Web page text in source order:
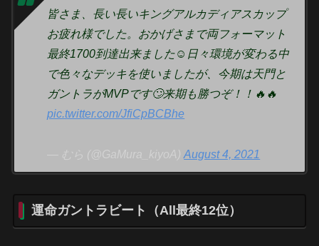
皆さま、長い長いキングアルカディアスカップ
お疲れ様でした。おかげさまで両フォーマット
最終1700到達出来ました☺️日々環境が変わる中
で色々なデッキを使いましたが、今期は天門と
ガントラがMVPです🙄来期も勝つぞ！！🔥🔥
pic.twitter.com/JfiCpBCBhe
— むら (@GaMura_kiyoA)August 4, 2021
運命ガントラビート（All最終12位）